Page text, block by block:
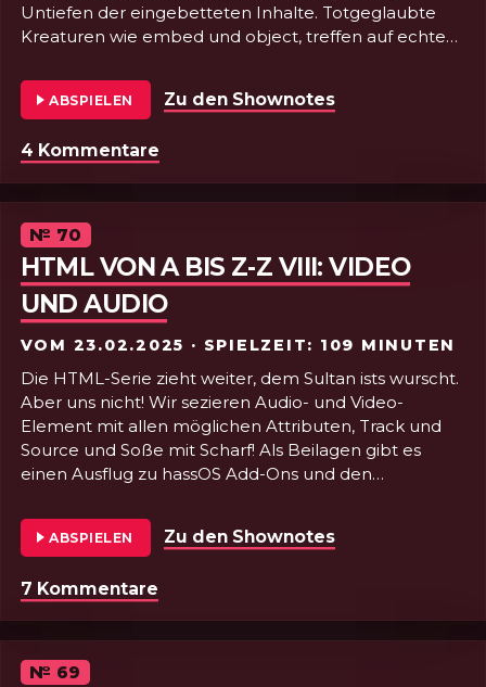
Untiefen der eingebetteten Inhalte. Totgeglaubte
Kreaturen wie embed und object, treffen auf echte
(fencedframe). Ein wilder Ritt durch die
Vergangenheit, Gegenwart mit einer Prise
wieder dabei, wenn es wieder heißt: Wie man sich
embedded, so liegt man!
ABSPIELEN Zu den Shownotes
4 Kommentare
Episode
№ 70
HTML VON A BIS Z-Z VIII: VIDEO
UND AUDIO
VOM 23.02.2025 · SPIELZEIT: 109 MINUTEN
Die HTML-Serie zieht weiter, dem Sultan ists wurscht.
Aber uns nicht! Wir sezieren Audio- und Video-
Element mit allen möglichen Attributen, Track und
Source und Soße mit Scharf! Als Beilagen gibt es
einen Ausflug zu hassOS Add-Ons und den
ABSPIELEN Zu den Shownotes
7 Kommentare
Episode
№ 69